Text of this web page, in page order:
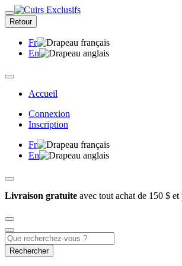
Retour
Fr
En
Accueil
Connexion
Inscription
Fr
En
Livraison gratuite avec tout achat de 150 $ et
Rechercher